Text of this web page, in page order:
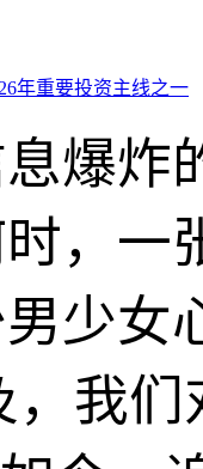
爆炸
，一
少女
，我